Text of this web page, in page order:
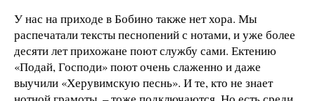
У нас на приходе в Бобино также нет хора. Мы
распечатали тексты песнопений с нотами, и уже более
десяти лет прихожане поют службу сами. Ектению
«Подай, Господи» поют очень слаженно и даже
выучили «Херувимскую песнь». И те, кто не знает